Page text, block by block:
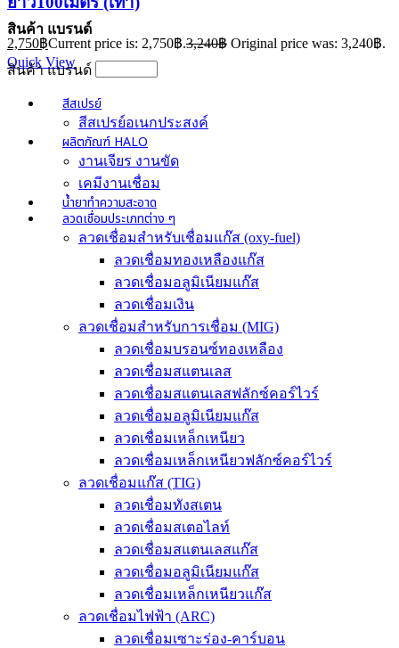
2,750฿Current price is: 2,750฿.3,240฿ Original price was: 3,240฿.
Quick View
สินค้า แบรนด์
สินค้า แบรนด์
สีสเปรย์
สีสเปรย์อเนกประสงค์
ผลิตภัณฑ์ HALO
งานเจียร งานขัด
เคมีงานเชื่อม
น้ำยาทำความสะอาด
ลวดเชื่อมประเภทต่าง ๆ
ลวดเชื่อมสำหรับเชื่อมแก๊ส (oxy-fuel)
ลวดเชื่อมทองเหลืองแก๊ส
ลวดเชื่อมอลูมิเนียมแก๊ส
ลวดเชื่อมเงิน
ลวดเชื่อมสำหรับการเชื่อม (MIG)
ลวดเชื่อมบรอนซ์ทองเหลือง
ลวดเชื่อมสแตนเลส
ลวดเชื่อมสแตนเลสฟลักซ์คอร์ไวร์
ลวดเชื่อมอลูมิเนียมแก๊ส
ลวดเชื่อมเหล็กเหนียว
ลวดเชื่อมเหล็กเหนียวฟลักซ์คอร์ไวร์
ลวดเชื่อมแก๊ส (TIG)
ลวดเชื่อมทังสเตน
ลวดเชื่อมสเตอไลท์
ลวดเชื่อมสแตนเลสแก๊ส
ลวดเชื่อมอลูมิเนียมแก๊ส
ลวดเชื่อมเหล็กเหนียวแก๊ส
ลวดเชื่อมไฟฟ้า (ARC)
ลวดเชื่อมเซาะร่อง-คาร์บอน